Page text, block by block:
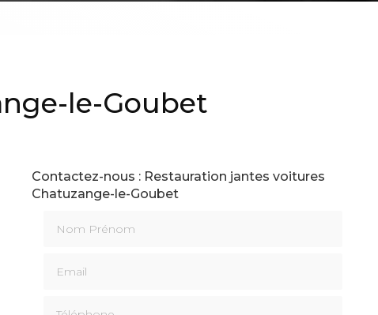
le-Goubet
Contactez-nous : Restauration jantes voitures
Chatuzange-le-Goubet